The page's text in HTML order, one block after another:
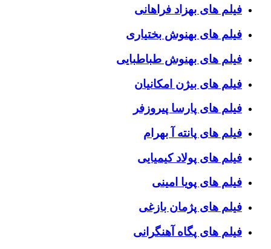
فیلم های بهزاد فراهانی
فیلم های بهنوش بختیاری
فیلم های بهنوش طباطبایی
فیلم های بیژن امکانیان
فیلم های پارسا پیروزفر
فیلم های پانته آ بهرام
فیلم های پولاد کیمیایی
فیلم های پویا امینی
فیلم های پژمان بازغی
فیلم های پگاه آهنگرانی